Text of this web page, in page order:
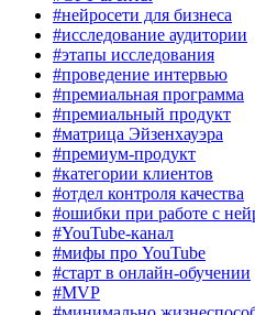
#нейросети для бизнеса
#исследование аудитории
#этапы исследования
#проведение интервью
#премиальная программа
#премиальный продукт
#матрица Эйзенхауэра
#премиум-продукт
#категории клиентов
#отдел контроля качества
#ошибки при работе с
#YouTube-канал
#мифы про YouTube
#старт в онлайн-обучении
#MVP